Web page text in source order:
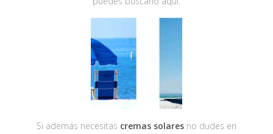
Si además necesitas cremas solares no dudes en